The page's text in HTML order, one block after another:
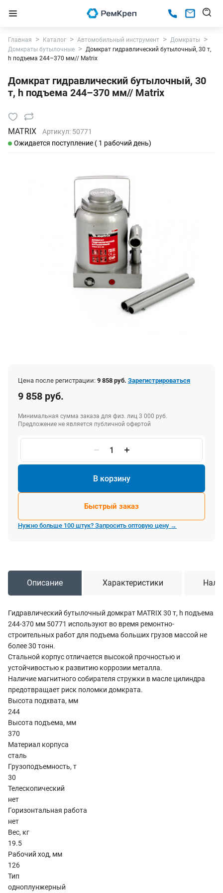
Главная Каталог Автомобильный инструмент
Домкраты
Домкраты бутылочные
Домкрат гидравлический бутылочный, 30 т,
h подъема 244–370 мм// Matrix
Домкрат гидравлический бутылочный, 30
т, h подъема 244–370 мм// Matrix
MATRIX Артикул: 50771
Ожидается поступление ( 1 рабочий день)
Цена после регистрации: 9 858 руб. Зарегистрироваться
9 858 руб.
Минимальная сумма заказа для физ. лиц 3 000 руб.
Предложение не является публичной офертой
В корзину
Быстрый заказ
Нужно больше 100 штук? Запросить оптовую цену →
Описание Характеристики
Гидравлический бутылочный домкрат MATRIX 30 т, h подъема
244-370 мм 50771 используют во время ремонтно-
строительных работ для подъема больших грузов массой не
более 30 тонн.
Стальной корпус отличается высокой прочностью и
устойчивостью к развитию коррозии металла.
Наличие магнитного собирателя стружки в масле цилиндра
предотвращает риск поломки домкрата.
Высота подхвата, мм
244
Высота подъема, мм
370
Материал корпуса
сталь
Грузоподъемность, т
30
Телескопический
нет
Горизонтальная работа
нет
Вес, кг
19.5
Рабочий ход, мм
126
Тип
одноплунжерный